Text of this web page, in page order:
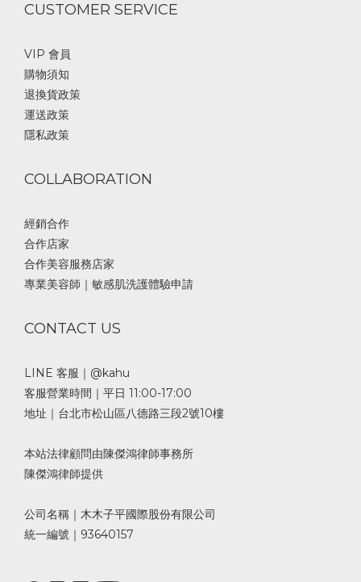
CUSTOMER SERVICE
VIP 會員
購物須知
退換貨政策
運送政策
隱私政策
COLLABORATION
經銷合作
合作店家
合作美容服務店家
專業美容師｜敏感肌洗護體驗申請
CONTACT US
LINE 客服｜@kahu
客服營業時間｜平日 11:00-17:00
地址｜台北市松山區八德路三段2號10樓
本站法律顧問由陳傑鴻律師事務所
陳傑鴻律師提供
公司名稱｜木木子平國際股份有限公司
統一編號｜93640157